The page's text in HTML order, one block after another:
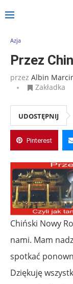
Strona główna
Azja
Przez
przez Albin
Zakładka
UDOSTĘPNIJ
Pinterest
Chiński Nowy
nami. Mam
spotkać
Dziękuję